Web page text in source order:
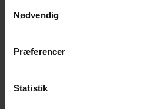
behandling af personoplysninger.
Nødvendig
Præferencer
Statistik
været positive. Hvis den lokale
ved at begrænse klagemulighederne,
Andre og bedre muligheder er tilbud
ligger tættest på de nye anlæg. Der er
uden stor handelsværdi, i hvert fald